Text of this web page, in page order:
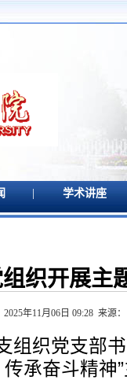
| 学术讲座
织开展主
2025年11月06日 09:28 来源
组织党支部
承奋斗精神